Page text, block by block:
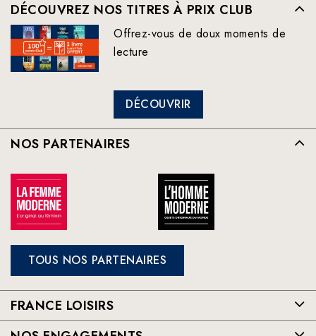
DÉCOUVREZ NOS TITRES À PRIX CLUB
Offrez-vous de doux moments de
lecture
DÉCOUVRIR
NOS PARTENAIRES
TOUS NOS PARTENAIRES
FRANCE LOISIRS